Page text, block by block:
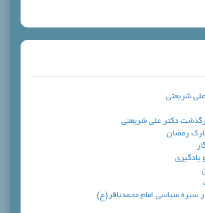
علی شریعتی
رمضان
سیره سیاسی امام محمدباقر(ع)